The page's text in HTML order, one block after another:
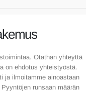
Otathan yhteyttä
on ehdotus yhteistyöstä.
ja ilmoitamme ainoastaan
runsaan määrän